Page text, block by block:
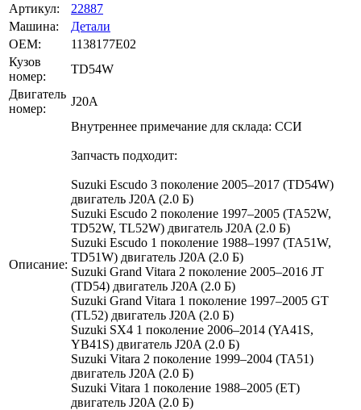
Артикул:
22887
Машина:
Детали
OEM:
1138177E02
Кузов
номер:
TD54W
Двигатель
номер:
J20A
Описание:
Внутреннее примечание для склада: ССИ
Запчасть подходит:
Suzuki Escudo 3 поколение 2005–2017 (TD54W)
двигатель J20A (2.0 Б)
Suzuki Escudo 2 поколение 1997–2005 (TA52W,
TD52W, TL52W) двигатель J20A (2.0 Б)
Suzuki Escudo 1 поколение 1988–1997 (TA51W,
TD51W) двигатель J20A (2.0 Б)
Suzuki Grand Vitara 2 поколение 2005–2016 JT
(TD54) двигатель J20A (2.0 Б)
Suzuki Grand Vitara 1 поколение 1997–2005 GT
(TL52) двигатель J20A (2.0 Б)
Suzuki SX4 1 поколение 2006–2014 (YA41S,
YB41S) двигатель J20A (2.0 Б)
Suzuki Vitara 2 поколение 1999–2004 (TA51)
двигатель J20A (2.0 Б)
Suzuki Vitara 1 поколение 1988–2005 (ET)
двигатель J20A (2.0 Б)